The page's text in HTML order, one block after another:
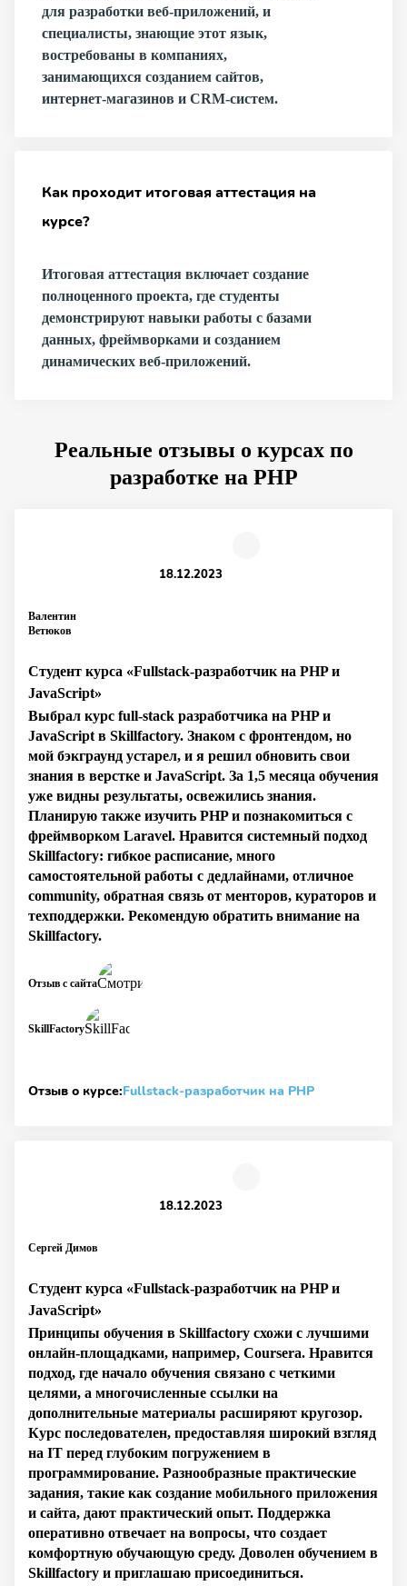
для разработки веб-приложений, и
специалисты, знающие этот язык,
востребованы в компаниях,
занимающихся созданием сайтов,
интернет-магазинов и CRM-систем.
Как проходит итоговая аттестация на
курсе?
Итоговая аттестация включает создание
полноценного проекта, где студенты
демонстрируют навыки работы с базами
данных, фреймворками и созданием
динамических веб-приложений.
Реальные отзывы о курсах по
разработке на PHP
Валентин
Ветюков
18.12.2023
Студент курса «Fullstack-разработчик на PHP и
JavaScript»
Выбрал курс full-stack разработчика на PHP и
JavaScript в Skillfactory. Знаком с фронтендом, но
мой бэкграунд устарел, и я решил обновить свои
знания в верстке и JavaScript. За 1,5 месяца обучения
уже видны результаты, освежились знания.
Планирую также изучить PHP и познакомиться с
фреймворком Laravel. Нравится системный подход
Skillfactory: гибкое расписание, много
самостоятельной работы с дедлайнами, отличное
community, обратная связь от менторов, кураторов и
техподдержки. Рекомендую обратить внимание на
Skillfactory.
SkillFactory
Отзыв с сайта
Отзыв о курсе:Fullstack-разработчик на PHP
Сергей Димов
18.12.2023
Студент курса «Fullstack-разработчик на PHP и
JavaScript»
Принципы обучения в Skillfactory схожи с лучшими
онлайн-площадками, например, Coursera. Нравится
подход, где начало обучения связано с четкими
целями, а многочисленные ссылки на
дополнительные материалы расширяют кругозор.
Курс последователен, предоставляя широкий взгляд
на IT перед глубоким погружением в
программирование. Разнообразные практические
задания, такие как создание мобильного приложения
и сайта, дают практический опыт. Поддержка
оперативно отвечает на вопросы, что создает
комфортную обучающую среду. Доволен обучением в
Skillfactory и приглашаю присоединиться.